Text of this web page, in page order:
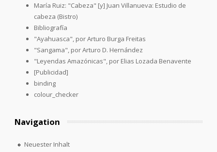
María Ruiz: "Cabeza" [y] Juan Villanueva: Estudio de
cabeza (Bistro)
Bibliografía
"Ayahuasca", por Arturo Burga Freitas
"Sangama", por Arturo D. Hernández
"Leyendas Amazónicas", por Elias Lozada Benavente
[Publicidad]
binding
colour_checker
Navigation
Neuester Inhalt